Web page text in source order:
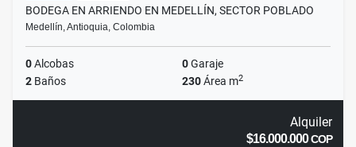
BODEGA EN ARRIENDO EN MEDELLÍN, SECTOR POBLADO
Medellín, Antioquia, Colombia
0Alcobas 0Garaje
2 Baños 230Área m2
Alquiler
$16.000.000COP